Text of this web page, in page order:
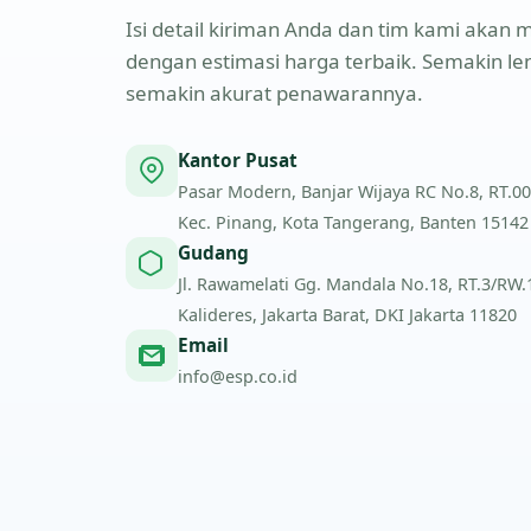
Isi detail kiriman Anda dan tim kami akan
dengan estimasi harga terbaik. Semakin
semakin akurat penawarannya.
Kantor Pusat
Pasar Modern, Banjar Wijaya RC No.8,
Kec. Pinang, Kota Tangerang, Banten 15142
Gudang
Jl. Rawamelati Gg. Mandala No.18, RT.3/
Kalideres, Jakarta Barat, DKI Jakarta 11820
Email
info@esp.co.id